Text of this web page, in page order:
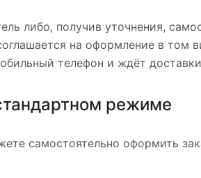
либо, получив уточнения,
на оформление в том
телефон и ждёт
режиме
самостоятельно оформить